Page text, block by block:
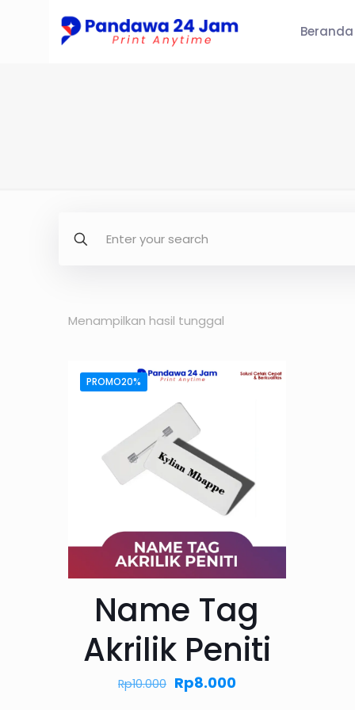
Beranda
Menampilkan hasil tunggal
PROMO20%
Name Tag
Akrilik Peniti
Rp10.000 Harga
Rp8.000Harga